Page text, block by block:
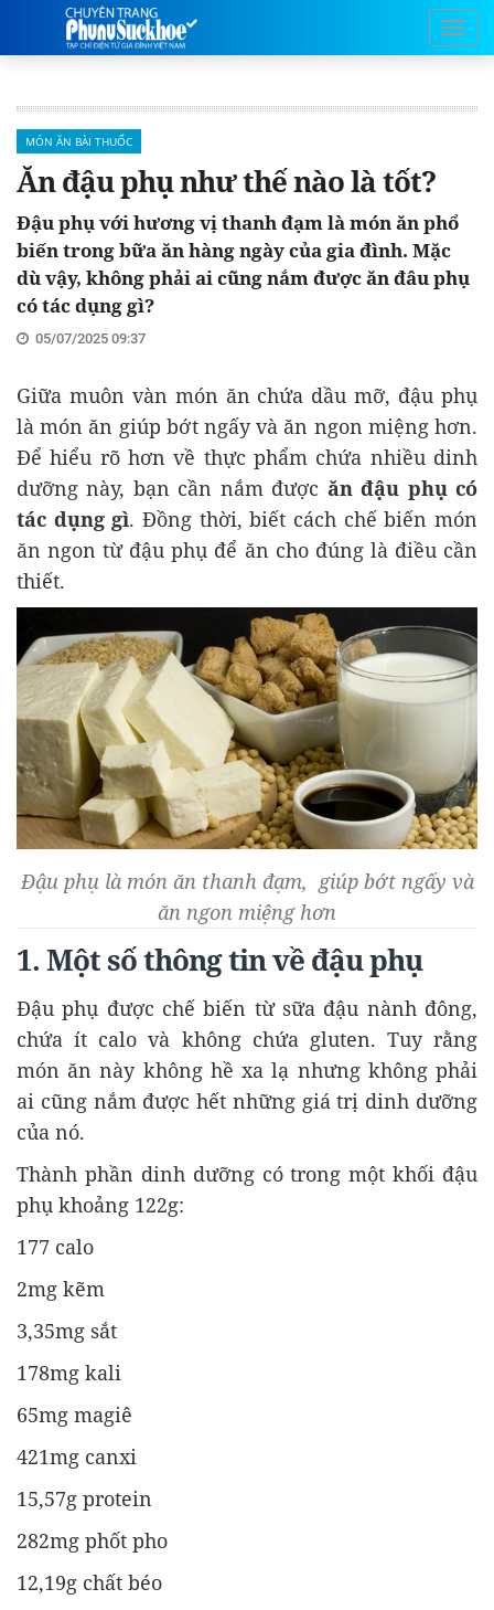
MÓN ĂN BÀI THUỐC
Ăn đậu phụ như thế nào là tốt?
Đậu phụ với hương vị thanh đạm là món ăn phổ
biến trong bữa ăn hàng ngày của gia đình. Mặc
dù vậy, không phải ai cũng nắm được ăn đâu phụ
có tác dụng gì?
05/07/2025 09:37
Giữa muôn vàn món ăn chứa dầu mỡ, đậu phụ
là món ăn giúp bớt ngấy và ăn ngon miệng hơn.
Để hiểu rõ hơn về thực phẩm chứa nhiều dinh
dưỡng này, bạn cần nắm được ăn đậu phụ có
tác dụng gì. Đồng thời, biết cách chế biến món
ăn ngon từ đậu phụ để ăn cho đúng là điều cần
thiết.
Đậu phụ là món ăn thanh đạm, giúp bớt ngấy và
ăn ngon miệng hơn
1. Một số thông tin về đậu phụ
Đậu phụ được chế biến từ sữa đậu nành đông,
chứa ít calo và không chứa gluten. Tuy rằng
món ăn này không hề xa lạ nhưng không phải
ai cũng nắm được hết những giá trị dinh dưỡng
của nó.
Thành phần dinh dưỡng có trong một khối đậu
phụ khoảng 122g:
177 calo
2mg kẽm
3,35mg sắt
178mg kali
65mg magiê
421mg canxi
15,57g protein
282mg phốt pho
12,19g chất béo